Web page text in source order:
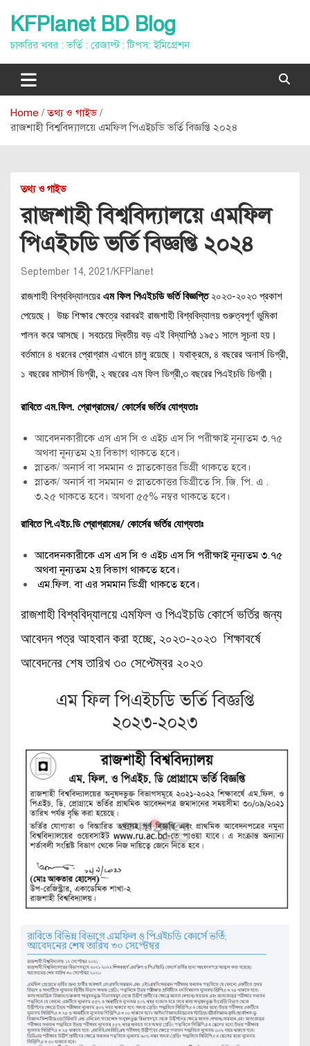
content
KFPlanet BD Blog
চাকরির খবর : ভর্তি : রেজাল্ট : টিপস: ইমিগ্রেশন
Home
তথ্য ও গাইড
রাজশাহী বিশ্ববিদ্যালয়ে এমফিল পিএইচডি ভর্তি বিজ্ঞপ্তি ২০২৪
তথ্য ও গাইড
রাজশাহী বিশ্ববিদ্যালয়ে এমফিল
পিএইচডি ভর্তি বিজ্ঞপ্তি ২০২৪
September 14, 2021 KFPlanet
রাজশাহী বিশ্ববিদ্যালয়ের এম ফিল পিএইচডি ভর্তি বিজ্ঞপ্তি২০২৩-২০২৩ প্রকাশ
পেয়েছে। উচ্চ শিক্ষার ক্ষেত্রে বরাবরই রাজশাহী বিশ্ববিদ্যালয় গুরুত্বপূর্ণ ভুমিকা
পালন করে আসছে। সবচেয়ে দ্বিতীয় বড় এই বিদ্যাপিঠ ১৯৫১ সালে সূচনা হয়।
বর্তমানে ৪ ধরনের প্রোগ্রাম এখানে চালু রয়েছে। যথাক্রমে, ৪ বছরের অনার্স ডিগ্রী,
১ বছরের মাস্টার্স ডিগ্রী, ২ বছরের এম ফিল ডিগ্রী,৩ বছরের পিএইচডি ডিগ্রী।
রাবিতে এম.ফিল. প্রোগ্রামের/ কোর্সের ভর্তির যোগ্যতাঃ
আবেদনকারীকে এস এস সি ও এইচ এস সি পরীক্ষাই নূন্যতম ৩.৭৫
অথবা নূন্যতম ২য় বিভাগ থাকতে হবে।
স্নাতক/ অনার্স বা সমমান ও স্নাতকোত্তর ডিগ্রী থাকতে হবে।
স্নাতক/ অনার্স বা সমমান ও স্নাতকোত্তর ডিগ্রীতে সি. জি. পি. এ .
৩.২৫ থাকতে হবে। অথবা ৫৫% নম্বর থাকতে হবে।
রাবিতে পি.এইচ.ডি প্রোগ্রামের/ কোর্সের ভর্তির যোগ্যতাঃ
আবেদনকারীকে এস এস সি ও এইচ এস সি পরীক্ষাই নূন্যতম ৩.৭৫
অথবা নূন্যতম ২য় বিভাগ থাকতে হবে।
এম.ফিল. বা এর সমমান ডিগ্রী থাকতে হবে।
রাজশাহী বিশ্ববিদ্যালয়ে এমফিল ও পিএইচডি কোর্সে ভর্তির জন্য
আবেদন পত্র আহবান করা হচ্ছে, ২০২৩-২০২৩ শিক্ষাবর্ষে
আবেদনের শেষ তারিখ ৩০ সেপ্টেম্বর ২০২৩
এম ফিল পিএইচডি ভর্তি বিজ্ঞপ্তি
২০২৩-২০২৩